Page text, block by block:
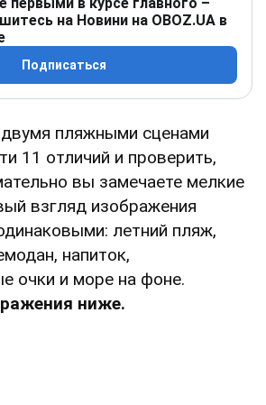
на Новини на OBOZ.UA в
Подписаться
пляжными сценами
11 отличий и проверить,
вы замечаете мелкие
взгляд изображения
летний пляж,
напиток,
очки и море на фоне.
ниже.